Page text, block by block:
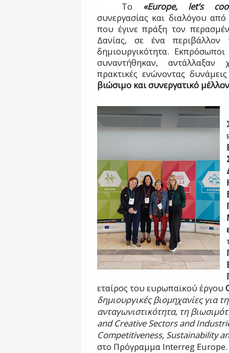
Το «Europe, let’s
συνεργασίας και διαλόγου
που έγινε πράξη τον
Δανίας, σε ένα περιβάλλον
δημιουργικότητα.
συναντήθηκαν, αντάλλαξαν
πρακτικές ενώνοντας
βιώσιμο και συνεργατικό
εταίρος του ευρωπαϊκού έργου
δημιουργικές βιομηχανίες για
ανταγωνιστικότητα, τη
and Creative Sectors and
Competitiveness, Sustainability
στο Πρόγραμμα Interreg Europe.